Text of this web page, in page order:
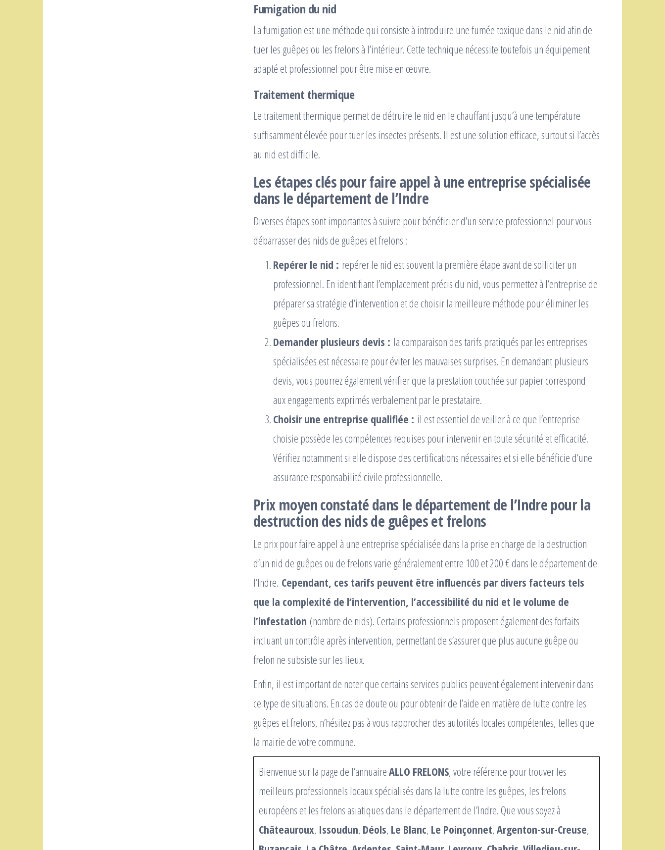
Fumigation du nid
La fumigation est une méthode qui consiste à introduire une fumée toxique dans le nid afin de
tuer les guêpes ou les frelons à l’intérieur. Cette technique nécessite toutefois un équipement
adapté et professionnel pour être mise en œuvre.
Traitement thermique
Le traitement thermique permet de détruire le nid en le chauffant jusqu’à une température
suffisamment élevée pour tuer les insectes présents. Il est une solution efficace, surtout si l’accès
au nid est difficile.
Les étapes clés pour faire appel à une entreprise spécialisée
dans le département de l’Indre
Diverses étapes sont importantes à suivre pour bénéficier d’un service professionnel pour vous
débarrasser des nids de guêpes et frelons :
Repérer le nid : repérer le nid est souvent la première étape avant de solliciter un
professionnel. En identifiant l’emplacement précis du nid, vous permettez à l’entreprise de
préparer sa stratégie d’intervention et de choisir la meilleure méthode pour éliminer les
guêpes ou frelons.
Demander plusieurs devis : la comparaison des tarifs pratiqués par les entreprises
spécialisées est nécessaire pour éviter les mauvaises surprises. En demandant plusieurs
devis, vous pourrez également vérifier que la prestation couchée sur papier correspond
aux engagements exprimés verbalement par le prestataire.
Choisir une entreprise qualifiée : il est essentiel de veiller à ce que l’entreprise
choisie possède les compétences requises pour intervenir en toute sécurité et efficacité.
Vérifiez notamment si elle dispose des certifications nécessaires et si elle bénéficie d’une
assurance responsabilité civile professionnelle.
Prix moyen constaté dans le département de l’Indre pour la
destruction des nids de guêpes et frelons
Le prix pour faire appel à une entreprise spécialisée dans la prise en charge de la destruction
d’un nid de guêpes ou de frelons varie généralement entre 100 et 200 € dans le département de
l’Indre. Cependant, ces tarifs peuvent être influencés par divers facteurs tels
que la complexité de l’intervention, l’accessibilité du nid et le volume de
l’infestation (nombre de nids). Certains professionnels proposent également des forfaits
incluant un contrôle après intervention, permettant de s’assurer que plus aucune guêpe ou
frelon ne subsiste sur les lieux.
Enfin, il est important de noter que certains services publics peuvent également intervenir dans
ce type de situations. En cas de doute ou pour obtenir de l’aide en matière de lutte contre les
guêpes et frelons, n’hésitez pas à vous rapprocher des autorités locales compétentes, telles que
la mairie de votre commune.
Bienvenue sur la page de l’annuaireALLO FRELONS, votre référence pour trouver les
meilleurs professionnels locaux spécialisés dans la lutte contre les guêpes, les frelons
européens et les frelons asiatiques dans le département de l’Indre. Que vous soyez à
Châteauroux, Issoudun, Déols, Le Blanc, Le Poinçonnet,Argenton-sur-Creuse,